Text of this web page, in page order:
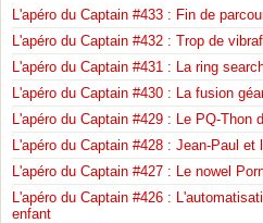
L'apéro du Captain #433 : Fin de
L'apéro du Captain #432 : Trop de
L'apéro du Captain #431 : La ring
L'apéro du Captain #430 : La fusion
L'apéro du Captain #429 : Le PQ-Thon
L'apéro du Captain #428 : Jean-Paul
L'apéro du Captain #427 : Le nowel
L'apéro du Captain #426 :
enfant